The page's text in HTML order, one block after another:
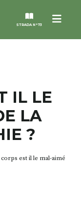
Menu
STRADA N°73
IL LE
LA
?
corps est il le mal-aimé